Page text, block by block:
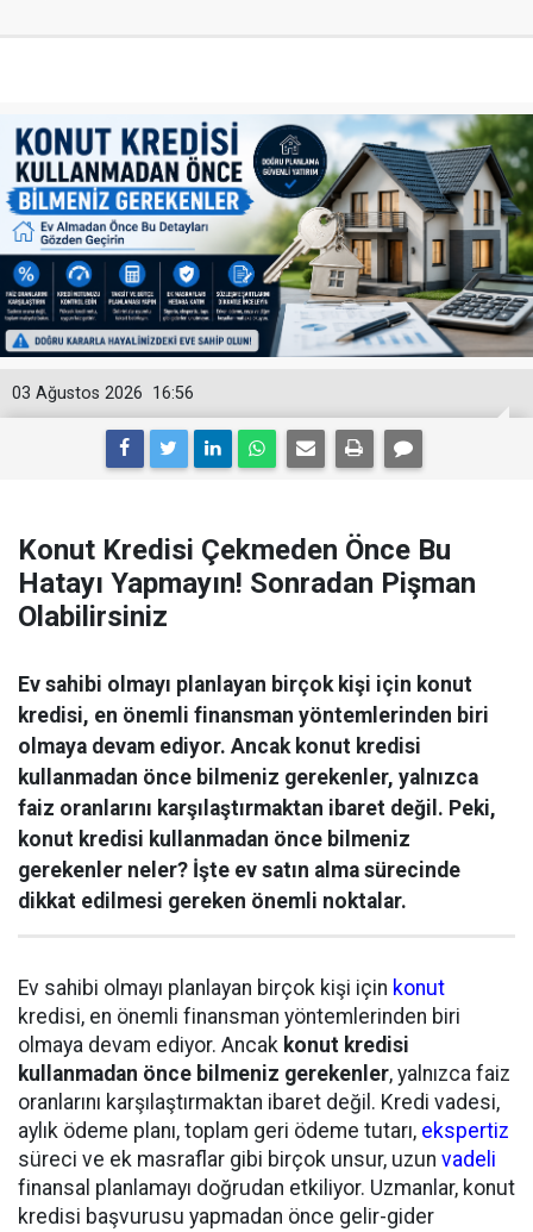
16:56
03 Ağustos 2026
Konut Kredisi Çekmeden Önce Bu
Hatayı Yapmayın! Sonradan Pişman
Olabilirsiniz
Ev sahibi olmayı planlayan birçok kişi için konut
kredisi, en önemli finansman yöntemlerinden biri
olmaya devam ediyor. Ancak konut kredisi
kullanmadan önce bilmeniz gerekenler, yalnızca
faiz oranlarını karşılaştırmaktan ibaret değil. Peki,
konut kredisi kullanmadan önce bilmeniz
gerekenler neler? İşte ev satın alma sürecinde
dikkat edilmesi gereken önemli noktalar.
Ev sahibi olmayı planlayan birçok kişi için konut
kredisi, en önemli finansman yöntemlerinden biri
olmaya devam ediyor. Ancak konut kredisi
kullanmadan önce bilmeniz gerekenler, yalnızca faiz
oranlarını karşılaştırmaktan ibaret değil. Kredi vadesi,
aylık ödeme planı, toplam geri ödeme tutarı, ekspertiz
süreci ve ek masraflar gibi birçok unsur, uzun vadeli
finansal planlamayı doğrudan etkiliyor. Uzmanlar, konut
kredisi başvurusu yapmadan önce gelir-gider